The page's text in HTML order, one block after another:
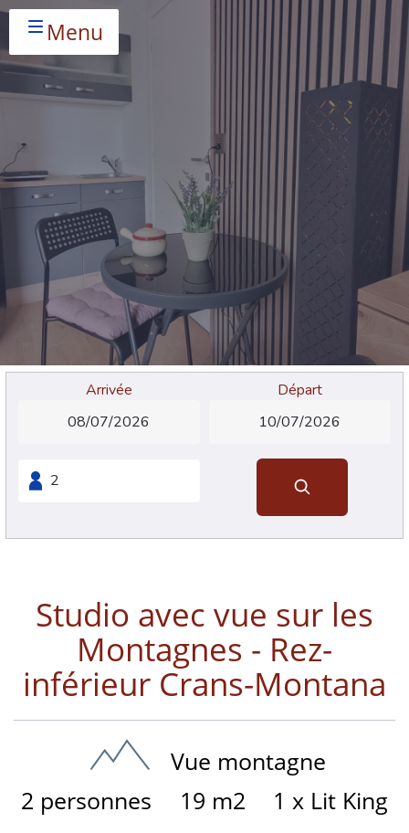
Menu
Arrivée Départ
Studio avec vue sur les
Montagnes - Rez-
inférieur Crans-Montana
Vue montagne
2 personnes
19 m2 1 x Lit King